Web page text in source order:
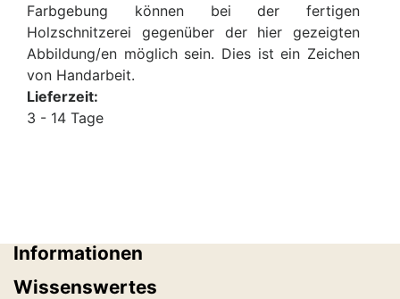
Farbgebung können bei der fertigen
Holzschnitzerei gegenüber der hier gezeigten
Abbildung/en möglich sein. Dies ist ein Zeichen
von Handarbeit.
Lieferzeit:
3 - 14 Tage
Informationen
Wissenswertes